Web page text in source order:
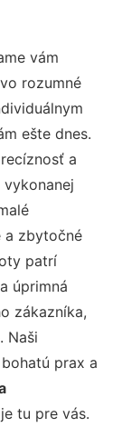
vám
rozumné
ešte dnes.
a
a zbytočné
patrí
úprimná
zákazníka,
Naši
prax a
tu pre vás.